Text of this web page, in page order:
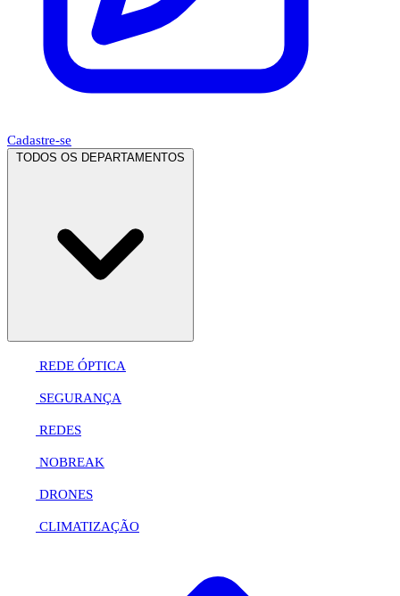
Cadastre-se
TODOS OS DEPARTAMENTOS
REDE ÓPTICA
SEGURANÇA
REDES
NOBREAK
DRONES
CLIMATIZAÇÃO